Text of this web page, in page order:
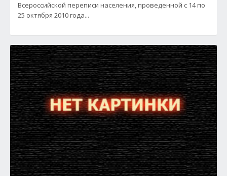
Всероссийской переписи населения, проведенной с 14 по
25 октября 2010 года...